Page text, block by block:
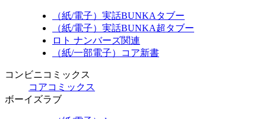
（紙/電子）実話BUNKAタブー
（紙/電子）実話BUNKA超タブー
ロト ナンバーズ関連
（紙/一部電子）コア新書
コンビニコミックス
コアコミックス
ボーイズラブ